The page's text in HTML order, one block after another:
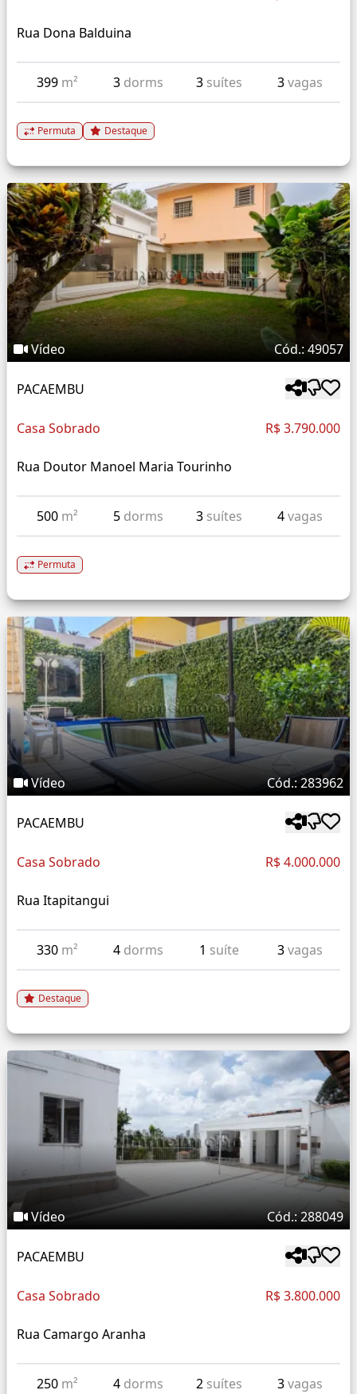
Rua Dona Balduina
399 m² 3 dorms 3 suítes 3vagas
Permuta Destaque
Vídeo Cód.: 49057
PACAEMBU
Casa Sobrado R$ 3.790.000
Rua Doutor Manoel Maria Tourinho
500 m² 5 dorms 3 suítes 4vagas
Permuta
Vídeo Cód.: 283962
PACAEMBU
Casa Sobrado R$ 4.000.000
Rua Itapitangui
330 m² 4 dorms 1 suíte 3vagas
Destaque
Vídeo Cód.: 288049
PACAEMBU
Casa Sobrado R$ 3.800.000
Rua Camargo Aranha
250 m² 4 dorms 2 suítes 3vagas